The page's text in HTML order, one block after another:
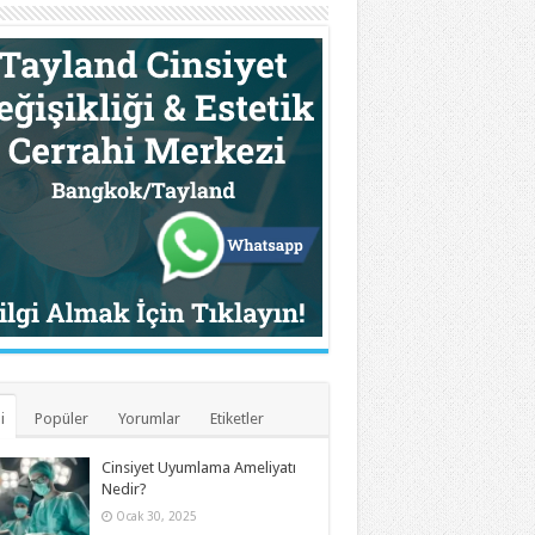
Popüler Yorumlar Etiketler
Cinsiyet Uyumlama Ameliyatı
Nedir?
Ocak 30, 2025